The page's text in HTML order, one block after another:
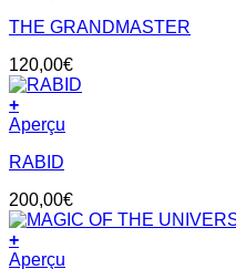
THE GRANDMASTER
120,00€
+
Aperçu
RABID
200,00€
+
Aperçu